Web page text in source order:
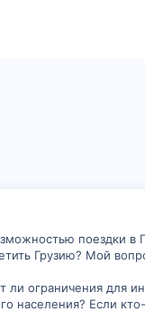
поездки в
Грузию? Мой
ли ограничения для
населения? Если